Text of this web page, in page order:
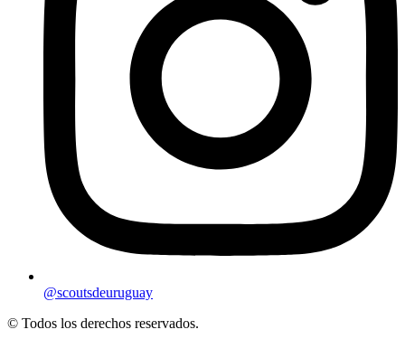
@scoutsdeuruguay
© Todos los derechos reservados.